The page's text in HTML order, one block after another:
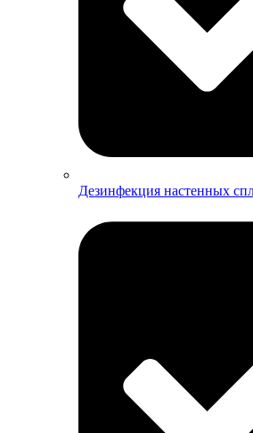
Дезинфекция настенных